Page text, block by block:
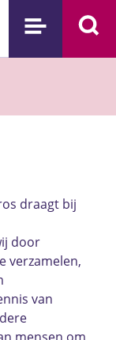
draagt bij
door
verzamelen,
van